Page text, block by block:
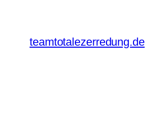
springenteamtotalezerredung.de